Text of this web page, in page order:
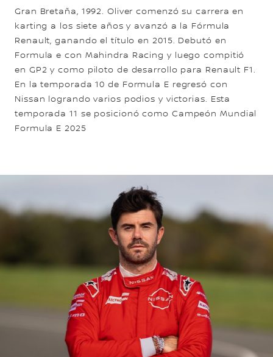
Gran Bretaña, 1992. Oliver comenzó su carrera en
karting a los siete años y avanzó a la Fórmula
Renault, ganando el título en 2015. Debutó en
Formula e con Mahindra Racing y luego compitió
en GP2 y como piloto de desarrollo para Renault F1.
En la temporada 10 de Formula E regresó con
Nissan logrando varios podios y victorias. Esta
temporada 11 se posicionó como Campeón Mundial
Formula E 2025